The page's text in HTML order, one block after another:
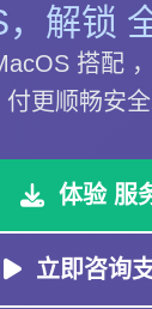
解锁
搭配
付更顺畅安全
体验
立即咨询